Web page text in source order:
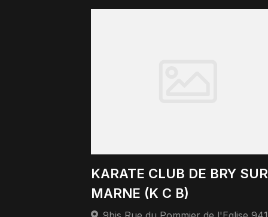
KARATE CLUB DE BRY SUR
MARNE (K C B)